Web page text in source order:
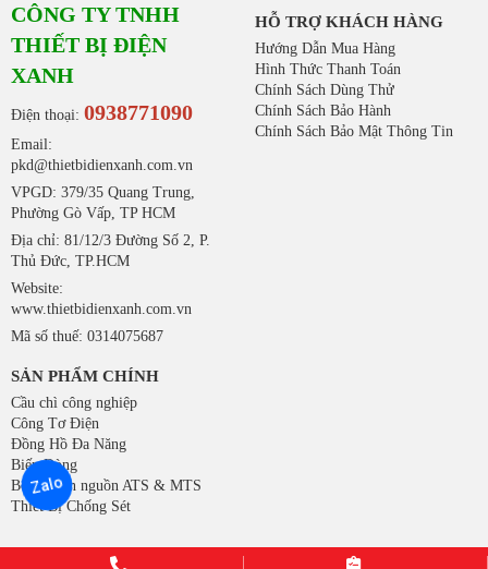
CÔNG TY TNHH
THIẾT BỊ ĐIỆN
XANH
Điện thoại: 0938771090
Email:
pkd@thietbidienxanh.com.vn
VPGD: 379/35 Quang Trung,
Phường Gò Vấp, TP HCM
Địa chỉ: 81/12/3 Đường Số 2, P.
Thủ Đức, TP.HCM
Website:
www.thietbidienxanh.com.vn
Mã số thuế: 0314075687
HỖ TRỢ KHÁCH HÀNG
Hướng Dẫn Mua Hàng
Hình Thức Thanh Toán
Chính Sách Dùng Thử
Chính Sách Bảo Hành
Chính Sách Bảo Mật Thông Tin
SẢN PHẨM CHÍNH
Cầu chì công nghiệp
Công Tơ Điện
Đồng Hồ Đa Năng
Biến Dòng
Bộ chuyển nguồn ATS & MTS
Thiết Bị Chống Sét
Zalo